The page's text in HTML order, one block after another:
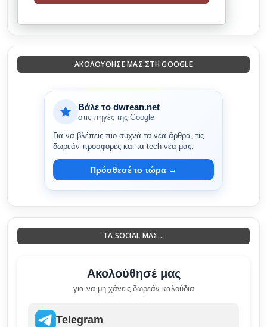
ΑΚΟΛΟΎΘΗΣΈ ΜΑΣ ΣΤΗ GOOGLE
Βάλε το dwrean.net
στις πηγές της Google
Για να βλέπεις πιο συχνά τα νέα άρθρα, τις
δωρεάν προσφορές και τα tech νέα μας.
Πρόσθεσέ το τώρα →
ΤΑ SOCIAL ΜΑΣ...
Ακολούθησέ μας
για να μη χάνεις δωρεάν καλούδια
Telegram